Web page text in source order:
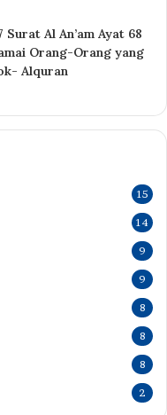
Al An’am Ayat 68
Orang-Orang yang
Alquran
15
14
9
9
8
8
8
2